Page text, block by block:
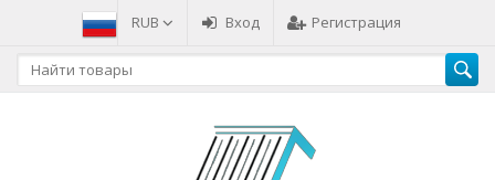
RUB Вход Регистрация